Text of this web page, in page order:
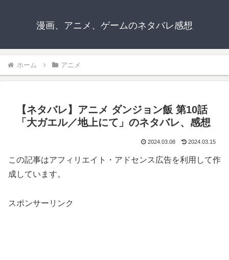
漫画、アニメ、ゲームのネタバレ感想
ホーム アニメ
【ネタバレ】アニメ ダンジョン飯 第10話
「大ガエル／地上にて」のネタバレ、感想
2024.03.08 2024.03.15
この記事はアフィリエイト・アドセンス広告を利用して作
成しています。
スポンサーリンク